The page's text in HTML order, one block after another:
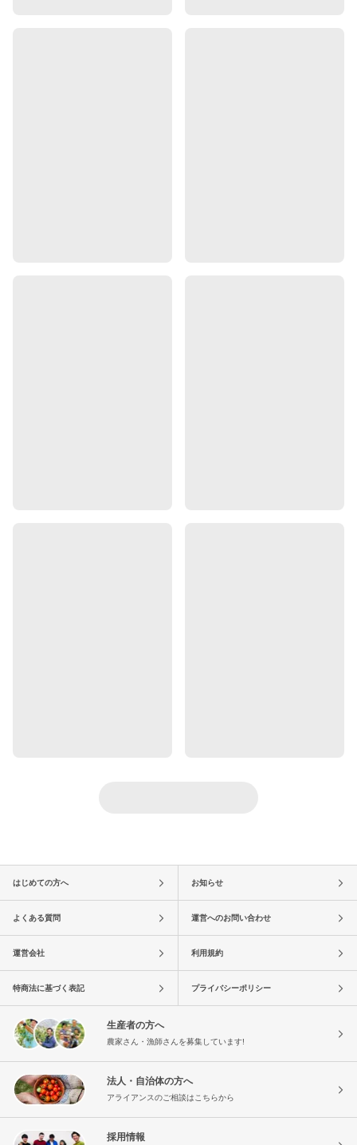
はじめての方へ お知らせ
よくある質問 運営へのお問い合わせ
運営会社 利用規約
特商法に基づく表記 プライバシーポリシー
生産者の方へ
農家さん・漁師さんを募集しています!
法人・自治体の方へ
アライアンスのご相談はこちらから
採用情報